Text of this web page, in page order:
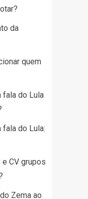
da
quem
fala do Lula
fala do Lula:
e CV grupos
Zema ao